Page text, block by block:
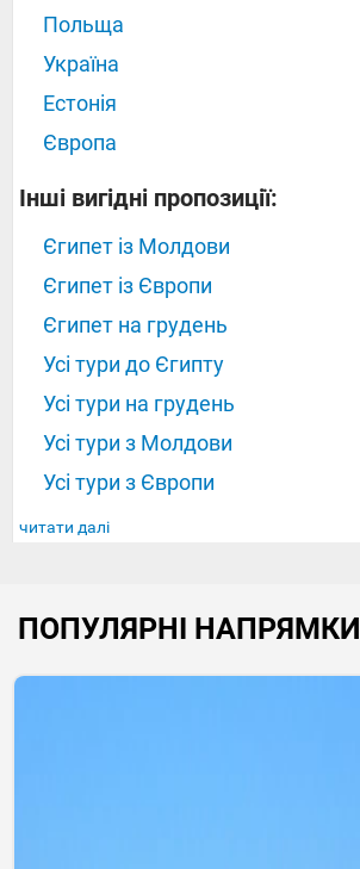
Польща
Україна
Естонія
Європа
Інші вигідні пропозиції:
Єгипет із Молдови
Єгипет із Європи
Єгипет на грудень
Усі тури до Єгипту
Усі тури на грудень
Усі тури з Молдови
Усі тури з Європи
читати далі
ПОПУЛЯРНІ НАПРЯМКИ